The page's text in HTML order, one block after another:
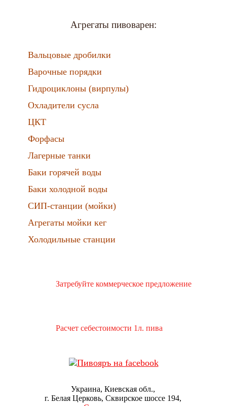
Агрегаты пивоварен:
Вальцовые дробилки
Варочные порядки
Гидроциклоны (вирпулы)
Охладители сусла
ЦКТ
Форфасы
Лагерные танки
Баки горячей воды
Баки холодной воды
СИП-станции (мойки)
Агрегаты мойки кег
Холодильные станции
Затребуйте коммерческое предложение
Расчет себестоимости 1л. пива
Украина, Киевская обл.
г. Белая Церковь Сквирское шоссе 194